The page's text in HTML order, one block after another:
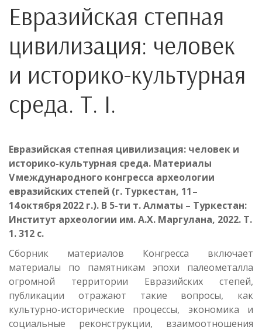
Евразийская степная
цивилизация: человек
и историко-культурная
среда. Т. I.
Евразийская степная цивилизация: человек и
историко-культурная среда. Материалы
V международного конгресса археологии
евразийских степей (г. Туркестан, 11 –
14 октября 2022 г.). В 5-ти т. Алматы – Туркестан:
Институт археологии им. А.Х. Маргулана, 2022. Т.
1. 312 с.
Сборник материалов Конгресса включает
материалы по памятникам эпохи палеометалла
огромной территории Евразийских степей,
публикации отражают такие вопросы, как
культурно-исторические процессы, экономика и
социальные реконструкции, взаимоотношения